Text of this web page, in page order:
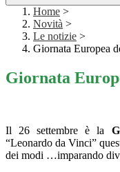
Home >
Novità >
Le notizie >
Giornata Europea
Giornata
Il 26 settembre è la
“Leonardo da Vinci”
dei modi …imparando